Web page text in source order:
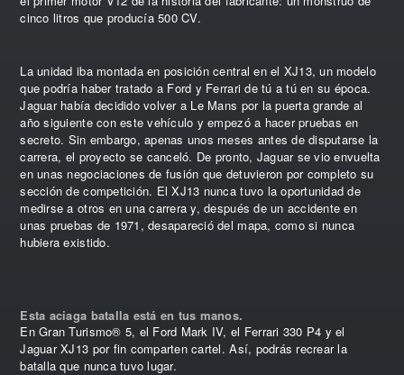
cinco litros que producía 500 CV.
La unidad iba montada en posición central en el XJ13, un modelo
que podría haber tratado a Ford y Ferrari de tú a tú en su época.
Jaguar había decidido volver a Le Mans por la puerta grande al
año siguiente con este vehículo y empezó a hacer pruebas en
secreto. Sin embargo, apenas unos meses antes de disputarse la
carrera, el proyecto se canceló. De pronto, Jaguar se vio envuelta
en unas negociaciones de fusión que detuvieron por completo su
sección de competición. El XJ13 nunca tuvo la oportunidad de
medirse a otros en una carrera y, después de un accidente en
unas pruebas de 1971, desapareció del mapa, como si nunca
hubiera existido.
Esta aciaga batalla está en tus manos.
En Gran Turismo® 5, el Ford Mark IV, el Ferrari 330 P4 y el
Jaguar XJ13 por fin comparten cartel. Así, podrás recrear la
batalla que nunca tuvo lugar.